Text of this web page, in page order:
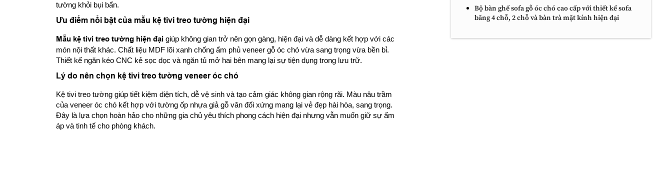
tường khỏi bụi bẩn.
Ưu điểm nổi bật của mẫu kệ tivi treo tường hiện đại
Mẫu kệ tivi treo tường hiện đại giúp không gian trở nên gọn gàng, hiện đại và dễ dàng kết hợp với các
món nội thất khác. Chất liệu MDF lõi xanh chống ẩm phủ veneer gỗ óc chó vừa sang trọng vừa bền bỉ.
Thiết kế ngăn kéo CNC kẻ sọc dọc và ngăn tủ mở hai bên mang lại sự tiện dụng trong lưu trữ.
Lý do nên chọn kệ tivi treo tường veneer óc chó
Kệ tivi treo tường giúp tiết kiệm diện tích, dễ vệ sinh và tạo cảm giác không gian rộng rãi. Màu nâu trầm
của veneer óc chó kết hợp với tường ốp nhựa giả gỗ vân đối xứng mang lại vẻ đẹp hài hòa, sang trọng.
Đây là lựa chọn hoàn hảo cho những gia chủ yêu thích phong cách hiện đại nhưng vẫn muốn giữ sự ấm
áp và tinh tế cho phòng khách.
Bộ bàn ghế sofa gỗ óc chó cao cấp với thiết kế sofa
băng 4 chỗ, 2 chỗ và bàn trà mặt kính hiện đại